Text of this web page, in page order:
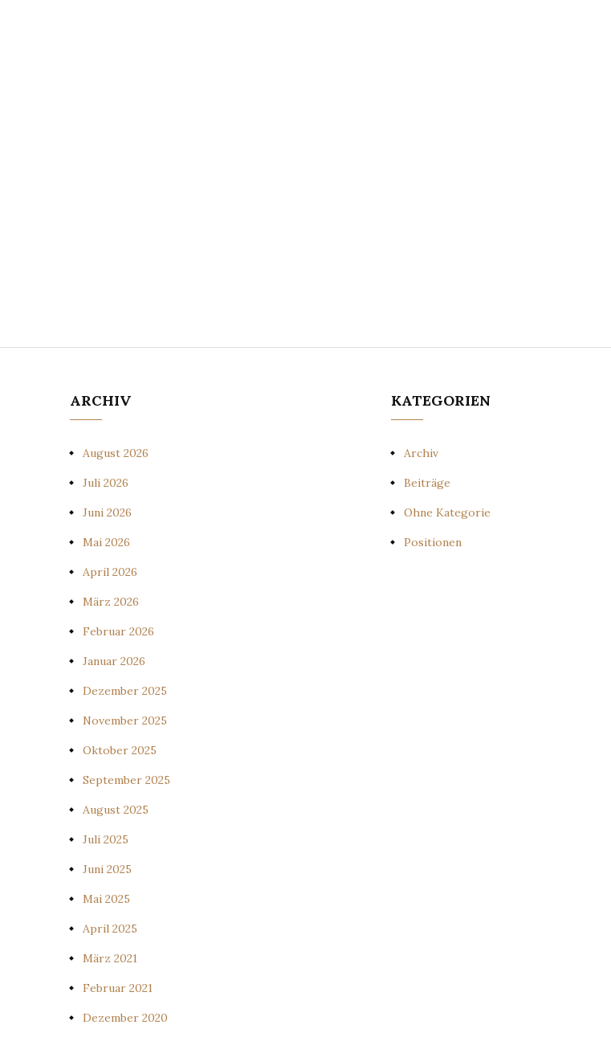
ARCHIV
August 2026
Juli 2026
Juni 2026
Mai 2026
April 2026
März 2026
Februar 2026
Januar 2026
Dezember 2025
November 2025
Oktober 2025
September 2025
August 2025
Juli 2025
Juni 2025
Mai 2025
April 2025
März 2021
Februar 2021
Dezember 2020
KATEGORIEN
Archiv
Beiträge
Ohne Kategorie
Positionen